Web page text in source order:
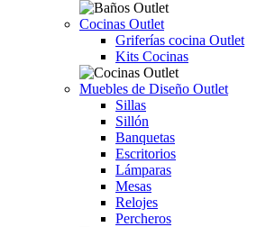
Cocinas Outlet
Griferías cocina Outlet
Kits Cocinas
Muebles de Diseño Outlet
Sillas
Sillón
Banquetas
Escritorios
Lámparas
Mesas
Relojes
Percheros